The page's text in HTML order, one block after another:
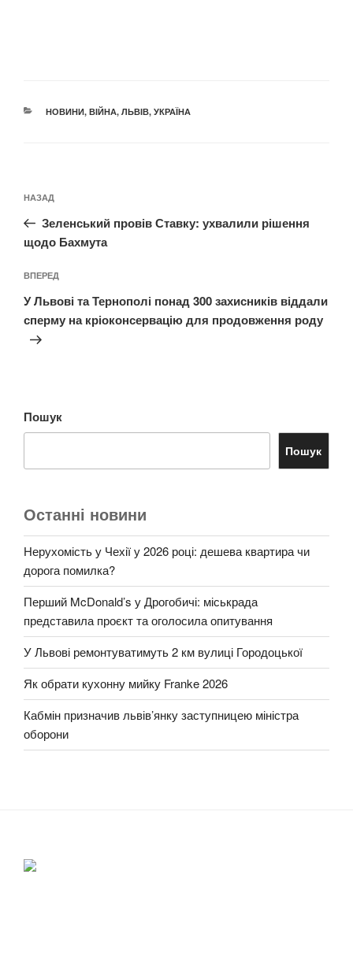
КАТЕГОРІЇ
НОВИНИ, ВІЙНА, ЛЬВІВ, УКРАЇНА
записів
Попередній
запис:
НАЗАД
Зеленський провів Ставку: ухвалили рішення
щодо Бахмута
Наступний
запис
ВПЕРЕД
У Львові та Тернополі понад 300 захисників віддали
сперму на кріоконсервацію для продовження роду
Пошук
Пошук
Останні новини
Нерухомість у Чехії у 2026 році: дешева квартира чи
дорога помилка?
Перший McDonald’s у Дрогобичі: міськрада
представила проєкт та оголосила опитування
У Львові ремонтуватимуть 2 км вулиці Городоцької
Як обрати кухонну мийку Franke 2026
Кабмін призначив львів’янку заступницею міністра
оборони